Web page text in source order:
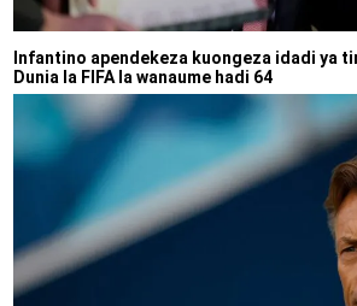
Infantino apendekeza kuongeza idadi ya
Dunia la FIFA la wanaume hadi 64